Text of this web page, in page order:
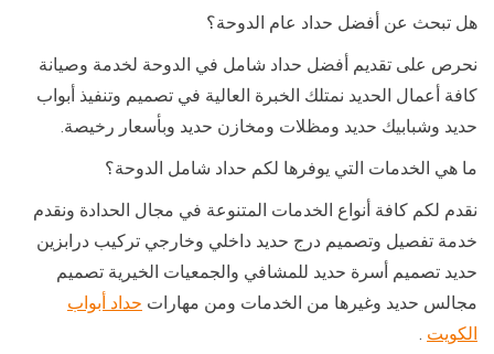
هل تبحث عن أفضل حداد عام الدوحة؟
نحرص على تقديم أفضل حداد شامل في الدوحة لخدمة وصيانة
كافة أعمال الحديد نمتلك الخبرة العالية في تصميم وتنفيذ أبواب
حديد وشبابيك حديد ومظلات ومخازن حديد وبأسعار رخيصة.
ما هي الخدمات التي يوفرها لكم حداد شامل الدوحة؟
نقدم لكم كافة أنواع الخدمات المتنوعة في مجال الحدادة ونقدم
خدمة تفصيل وتصميم درج حديد داخلي وخارجي تركيب درابزين
حديد تصميم أسرة حديد للمشافي والجمعيات الخيرية تصميم
مجالس حديد وغيرها من الخدمات ومن مهارات حداد أبواب
الكويت .